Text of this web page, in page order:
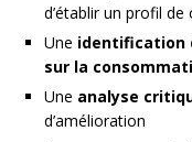
d’établir un profil
Une identification
sur la
Une analyse
d’amélioration